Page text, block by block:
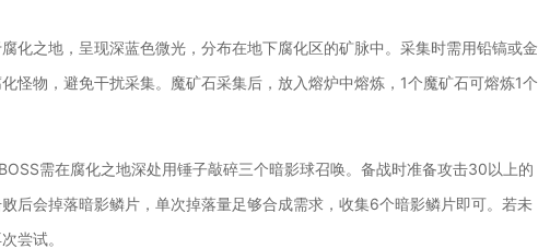
化之地，呈现深蓝色微光，分布在地下腐化区的矿脉中。采集时需用铅镐或金
怪物，避免干扰采集。魔矿石采集后，放入熔炉中熔炼，1个魔矿石可熔炼1个
需在腐化之地深处用锤子敲碎三个暗影球召唤。备战时准备攻击30以上的
后会掉落暗影鳞片，单次掉落量足够合成需求，收集6个暗影鳞片即可。若未
尝试。